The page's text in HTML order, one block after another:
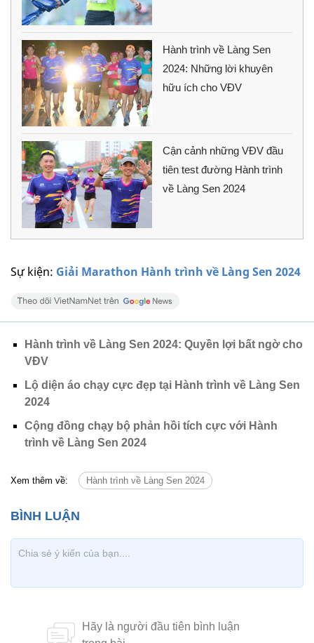
Sự kiện: Giải Marathon Hành trình về Làng Sen 2024
Hành trình về Làng Sen
2024: Những lời khuyên
hữu ích cho VĐV
Cận cảnh những VĐV đầu
tiên test đường Hành trình
về Làng Sen 2024
Hành trình về Làng Sen 2024: Quyền lợi bất ngờ cho
VĐV
Lộ diện áo chạy cực đẹp tại Hành trình về Làng Sen
2024
Cộng đồng chạy bộ phản hồi tích cực với Hành
trình về Làng Sen 2024
Xem thêm về: Hành trình về Làng Sen 2024